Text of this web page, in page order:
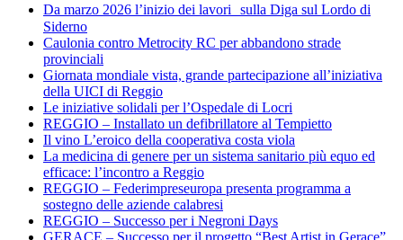
Da marzo 2026 l’inizio dei lavori sulla Diga sul Lordo di
Siderno
Caulonia contro Metrocity RC per abbandono strade
provinciali
Giornata mondiale vista, grande partecipazione all’iniziativa
della UICI di Reggio
Le iniziative solidali per l’Ospedale di Locri
REGGIO – Installato un defibrillatore al Tempietto
Il vino L’eroico della cooperativa costa viola
La medicina di genere per un sistema sanitario più equo ed
efficace: l’incontro a Reggio
REGGIO – Federimpreseuropa presenta programma a
sostegno delle aziende calabresi
REGGIO – Successo per i Negroni Days